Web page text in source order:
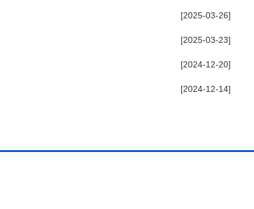
[2025-03-26]
[2025-03-23]
[2024-12-20]
[2024-12-14]